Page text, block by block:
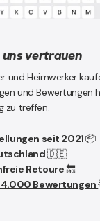
vertrauen
und Heimwerker
und Bewertungen
zu treffen.
seit 2021📦
🇩🇪
Retoure🔙
Bewertungen